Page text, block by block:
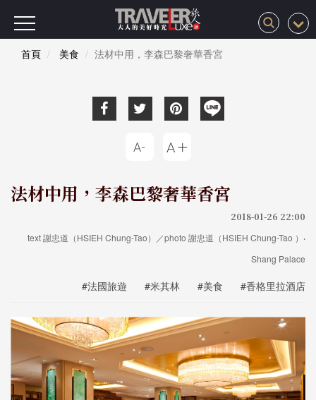
首頁 美食 法材中用，李森巴黎奢華香宮
法材中用，李森巴黎奢華香宮
2018-01-26 22:00
text 謝忠道（HSIEH Chung-Tao）／photo 謝忠道（HSIEH Chung-Tao ）‧
Shang Palace
#法國旅遊 #米其林 #美食 #香格里拉酒店